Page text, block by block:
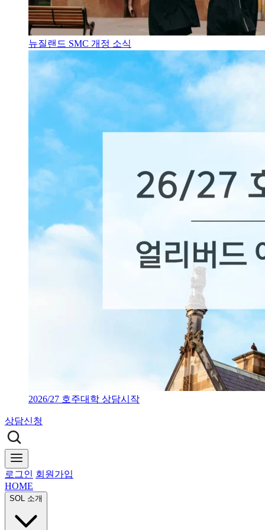
뉴질랜드 SMC 개정 소식
2026/27 호주대학 상담시작
상담신청
로그인 회원가입
HOME
SOL 소개